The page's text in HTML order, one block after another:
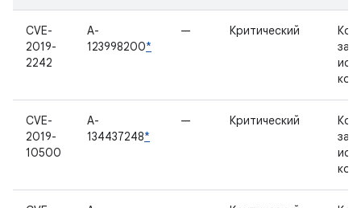
CVE-
2019-
2242
A-
123998200*
— Критический
CVE-
2019-
10500
A-
134437248*
— Критический